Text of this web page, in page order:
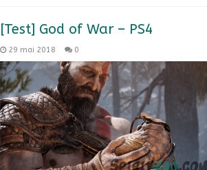
[Test] God of War – PS4
29 mai 2018 0